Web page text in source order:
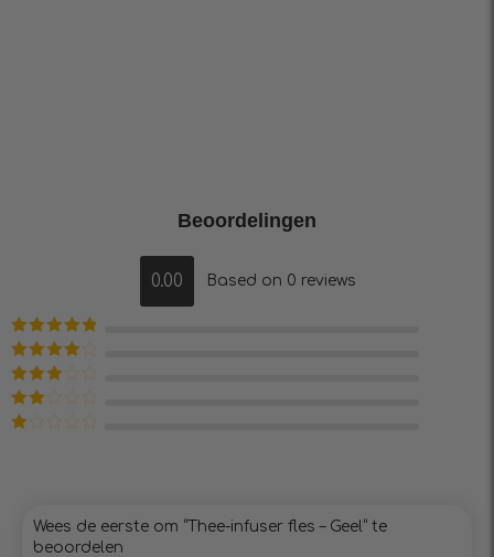
Beoordelingen
0.00 Based on 0 reviews
Waardering5
uit 5
Waardering
uit 5
Waardering
3
Waardering
Wees de eerste om “Thee-infuser fles – Geel” te
beoordelen